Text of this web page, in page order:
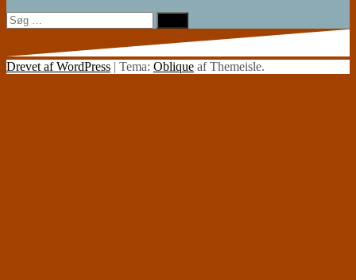
Søg
efter:
Drevet af WordPress | Tema: Oblique af Themeisle.